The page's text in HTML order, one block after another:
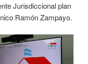
Jurisdiccional plan
Ramón Zampayo.